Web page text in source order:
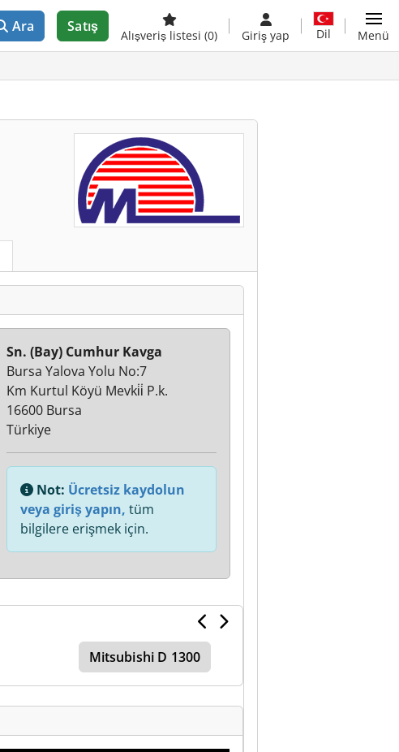
Ara Satış
Alışveriş listesi (0) Giriş yap Dil Menü
Sn. (Bay) Cumhur Kavga
Bursa Yalova Yolu No:7
Km Kurtul Köyü Mevki̇i̇ P.k.
16600 Bursa
Türkiye
Not: Ücretsiz kaydolun
veya giriş yapın, tüm
bilgilere erişmek için.
Mitsubishi D 1300